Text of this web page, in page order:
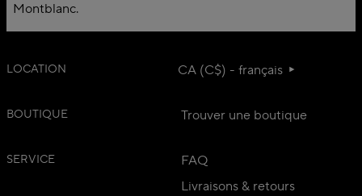
Montblanc.
LOCATION CA (C$) - français
BOUTIQUE Trouver une boutique
SERVICE
FAQ
Livraisons & retours